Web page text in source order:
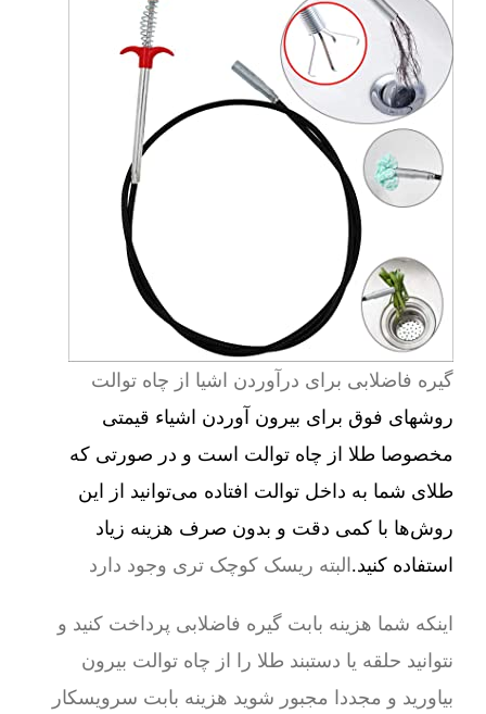
گیره فاضلابی برای درآوردن اشیا از چاه توالت
روشهای فوق برای بیرون آوردن اشیاء قیمتی
مخصوصا طلا از چاه توالت است و در صورتی که
طلای شما به داخل توالت افتاده می‌توانید از این
روش‌ها با کمی دقت و بدون صرف هزینه زیاد
استفاده کنید.البته ریسک کوچک تری وجود دارد
اینکه شما هزینه بابت گیره فاضلابی پرداخت کنید و
نتوانید حلقه یا دستبند طلا را از چاه توالت بیرون
بیاورید و مجددا مجبور شوید هزینه بابت سرویسکار